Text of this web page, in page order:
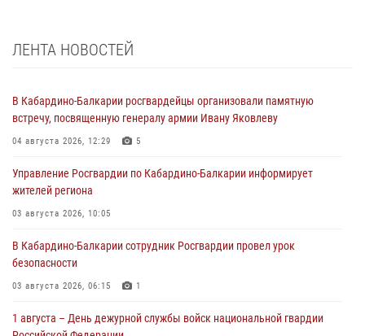
ЛЕНТА НОВОСТЕЙ
В Кабардино-Балкарии росгвардейцы организовали памятную
встречу, посвященную генералу армии Ивану Яковлеву
04 августа 2026, 12:29 5
Управление Росгвардии по Кабардино-Балкарии информирует
жителей региона
03 августа 2026, 10:05
В Кабардино‑Балкарии сотрудник Росгвардии провел урок
безопасности
03 августа 2026, 06:15 1
1 августа – День дежурной службы войск национальной гвардии